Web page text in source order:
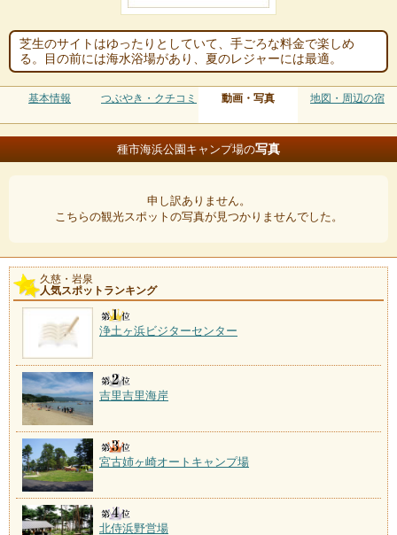
芝生のサイトはゆったりとしていて、手ごろな料金で楽しめ
る。目の前には海水浴場があり、夏のレジャーには最適。
基本情報 つぶやき・クチコミ 動画・写真 地図・周辺の宿
種市海浜公園キャンプ場の写真
申し訳ありません。
こちらの観光スポットの写真が見つかりませんでした。
久慈・岩泉
人気スポットランキング
浄土ヶ浜ビジターセンター
吉里吉里海岸
宮古姉ヶ崎オートキャンプ場
北侍浜野営場